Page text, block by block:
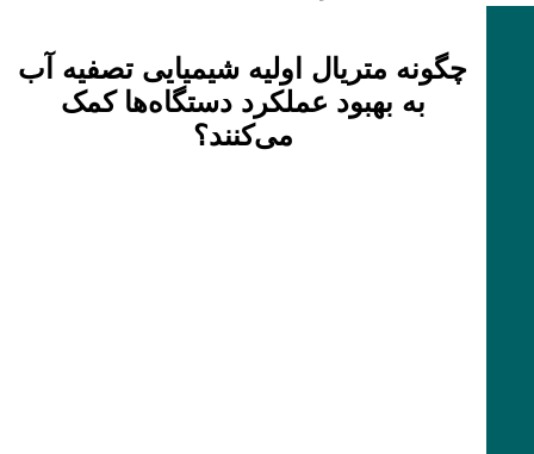
چگونه متریال اولیه شیمیایی تصفیه آب
به بهبود عملکرد دستگاه‌ها کمک
می‌کنند؟